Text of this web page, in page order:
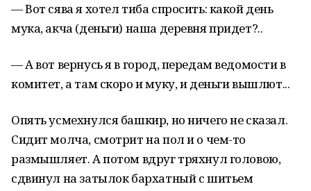
— Вот сява я хотел тиба спросить: какой день
мука, акча (деньги) наша деревня придет?..
— А вот вернусь я в город, передам ведомости в
комитет, а там скоро и муку, и деньги вышлют...
Опять усмехнулся башкир, но ничего не сказал.
Сидит молча, смотрит на пол и о чем-то
размышляет. А потом вдруг тряхнул головою,
сдвинул на затылок бархатный с шитьем